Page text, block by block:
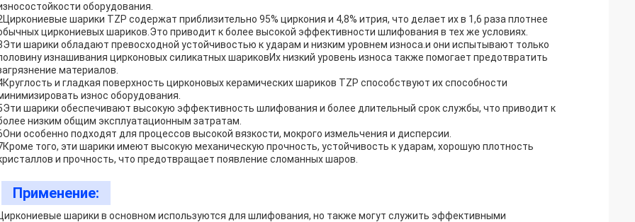
оборудования.
шарики TZP содержат приблизительно 95% циркония и 4,8% итрия, что делает их в 1,6 раза плотнее
циркониевых шариков.Это приводит к более высокой эффективности шлифования в тех же условиях.
шарики обладают превосходной устойчивостью к ударам и низким уровнем износа.и они испытывают только
изнашивания цирконовых силикатных шариковИх низкий уровень износа также помогает предотвратить
материалов.
и гладкая поверхность цирконовых керамических шариков TZP способствуют их способности
износ оборудования.
шарики обеспечивают высокую эффективность шлифования и более длительный срок службы, что приводит к
низким общим эксплуатационным затратам.
особенно подходят для процессов высокой вязкости, мокрого измельчения и дисперсии.
того, эти шарики имеют высокую механическую прочность, устойчивость к ударам, хорошую плотность
и прочность, что предотвращает появление сломанных шаров.
Применение:
шарики в основном используются для шлифования, но также могут служить эффективными